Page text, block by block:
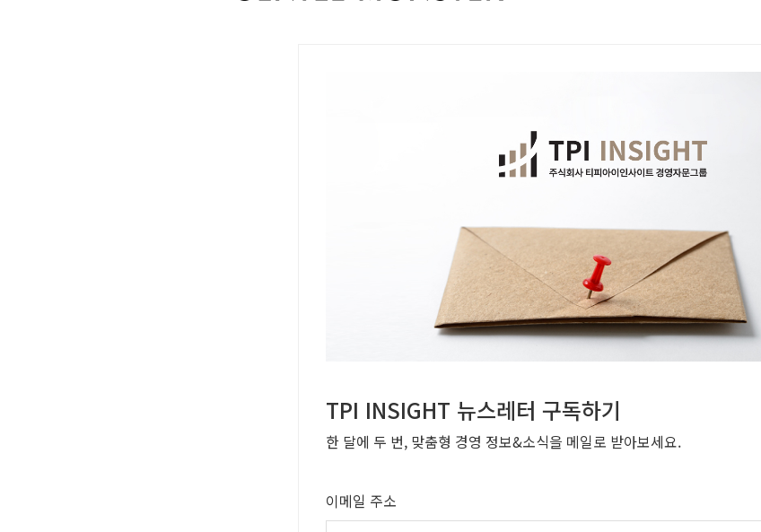
TPI INSIGHT 뉴스레터 구독하기
한 달에 두 번, 맞춤형 경영 정보&소식을 메일로 받아보세요.
이메일 주소